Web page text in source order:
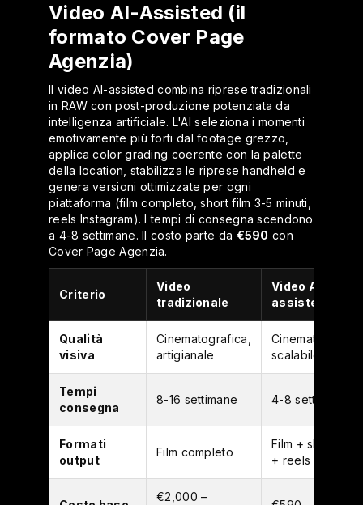
Video AI-Assisted (il
formato Cover Page
Agenzia)
Il video AI-assisted combina riprese tradizionali
in RAW con post-produzione potenziata da
intelligenza artificiale. L'AI seleziona i momenti
emotivamente più forti dal footage grezzo,
applica color grading coerente con la palette
della location, stabilizza le riprese handheld e
genera versioni ottimizzate per ogni
piattaforma (film completo, short film 3-5 minuti,
reels Instagram). I tempi di consegna scendono
a 4-8 settimane. Il costo parte da €590 con
Cover Page Agenzia.
Criterio
Video
tradizionale
Video AI-
assisted
Qualità
visiva
Cinematografica,
artigianale
scalabile
Tempi
consegna
8-16 settimane 4-8 settimane
Formati
output
Film completo
Film + short film
+ reels
€2,000 –